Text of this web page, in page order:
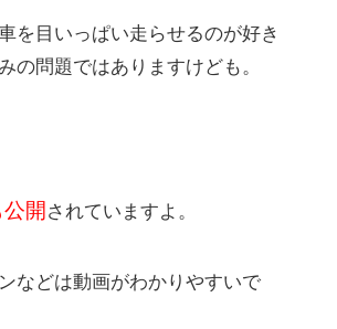
を目いっぱい走らせるのが好き
の問題ではありますけども。
開 されていますよ。
などは動画がわかりやすいで